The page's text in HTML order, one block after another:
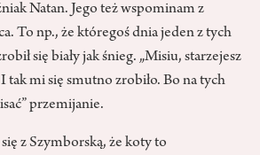
Natan. Jego też wspominam z
To np., że któregoś dnia jeden z tych
się biały jak śnieg. „Misiu, starzejesz
tak mi się smutno zrobiło. Bo na tych
przemijanie.
z Szymborską, że koty to